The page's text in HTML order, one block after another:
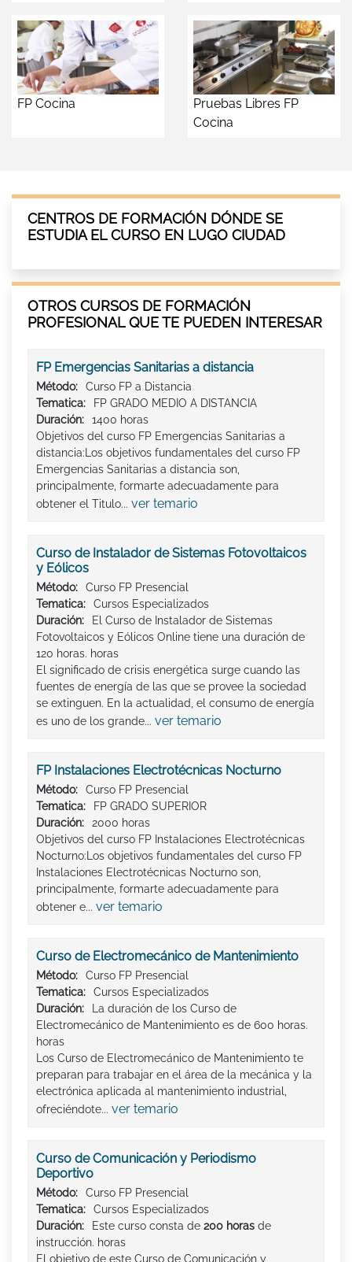
FP Cocina
Pruebas Libres FP
Cocina
CENTROS DE FORMACIÓN DÓNDE SE
ESTUDIA EL CURSO EN LUGO CIUDAD
OTROS CURSOS DE FORMACIÓN
PROFESIONAL QUE TE PUEDEN INTERESAR
FP Emergencias Sanitarias a distancia
Método:
Curso FP a Distancia
Tematica:
FP GRADO MEDIO A DISTANCIA
Duración:
1400 horas
Objetivos del curso FP Emergencias Sanitarias a
distancia:Los objetivos fundamentales del curso FP
Emergencias Sanitarias a distancia son,
principalmente, formarte adecuadamente para
obtener el Titulo... ver temario
Curso de Instalador de Sistemas Fotovoltaicos
y Eólicos
Método:
Curso FP Presencial
Tematica:
Cursos Especializados
Duración:
El Curso de Instalador de Sistemas
Fotovoltaicos y Eólicos Online tiene una duración de
120 horas. horas
El significado de crisis energética surge cuando las
fuentes de energía de las que se provee la sociedad
se extinguen. En la actualidad, el consumo de energía
es uno de los grande... ver temario
FP Instalaciones Electrotécnicas Nocturno
Método:
Curso FP Presencial
Tematica:
FP GRADO SUPERIOR
Duración:
2000 horas
Objetivos del curso FP Instalaciones Electrotécnicas
Nocturno:Los objetivos fundamentales del curso FP
Instalaciones Electrotécnicas Nocturno son,
principalmente, formarte adecuadamente para
obtener e... ver temario
Curso de Electromecánico de Mantenimiento
Método:
Curso FP Presencial
Tematica:
Cursos Especializados
Duración:
La duración de los Curso de
Electromecánico de Mantenimiento es de 600 horas.
horas
Los Curso de Electromecánico de Mantenimiento te
preparan para trabajar en el área de la mecánica y la
electrónica aplicada al mantenimiento industrial,
ofreciéndote... ver temario
Curso de Comunicación y Periodismo
Deportivo
Método:
Curso FP Presencial
Tematica:
Cursos Especializados
Duración:
Este curso consta de 200 horas de
instrucción. horas
El objetivo de este Curso de Comunicación y